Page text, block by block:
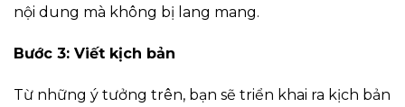
nội dung mà không bị lang mang.
Bước 3: Viết kịch bản
Từ những ý tưởng trên, bạn sẽ triển khai ra kịch bản